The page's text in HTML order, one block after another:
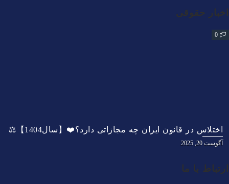
اخبار حقوقی
0
اختلاس در قانون ایران چه مجازاتی دارد؟❤️【سال1404】⚖️
آگوست 20, 2025
ارتباط با ما